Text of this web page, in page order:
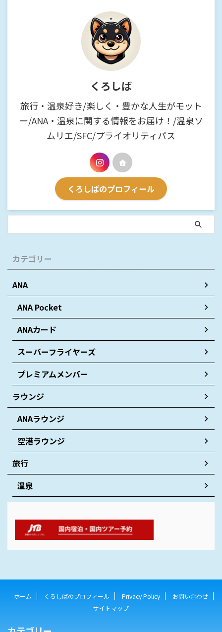
くろしば
旅行・温泉好き/楽しく・豊かな人生がモット
ー/ANA・温泉に関する情報をお届け！/温泉ソ
ムリエ/SFC/プライオリティパス
くろしばのプロフィール
カテゴリー
ANA
ANA Pocket
ANAカード
スーパーフライヤーズ
プレミアムメンバー
ラウンジ
ANAラウンジ
空港ラウンジ
旅行
温泉
ホーム くろしばのプロフィール Privacy Policy
お問い合わせ
サイトマップ